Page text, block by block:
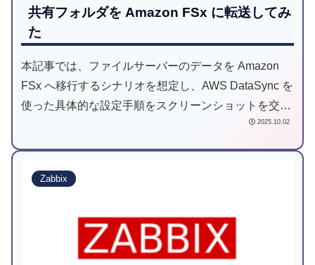
共有フォルダを Amazon FSx に転送してみ
た
本記事では、ファイルサーバーのデータを Amazon
FSx へ移行するシナリオを想定し、AWS DataSync を
使った具体的な設定手順をスクリーンショットを交え
ながら、一つひとつ丁寧に解説していきます。 2025.10.02
Zabbix